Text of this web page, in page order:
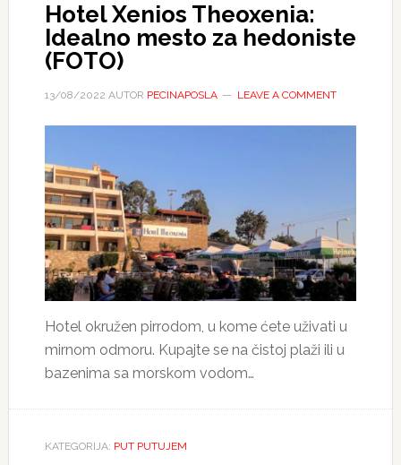
Hotel Xenios Theoxenia:
Idealno mesto za hedoniste
(FOTO)
13/08/2022 AUTOR PECINAPOSLA LEAVE A COMMENT
Hotel okružen pirrodom, u kome ćete uživati u
mirnom odmoru. Kupajte se na čistoj plaži ili u
bazenima sa morskom vodom…
KATEGORIJA: PUT PUTUJEM